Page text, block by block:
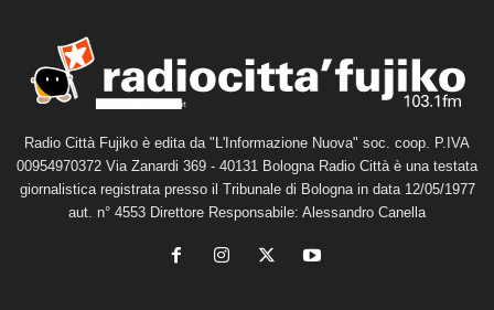
Radio Città Fujiko è edita da "L'Informazione Nuova" soc. coop. P.IVA
00954970372 Via Zanardi 369 - 40131 Bologna Radio Città è una testata
giornalistica registrata presso il Tribunale di Bologna in data 12/05/1977
aut. n° 4553 Direttore Responsabile: Alessandro Canella